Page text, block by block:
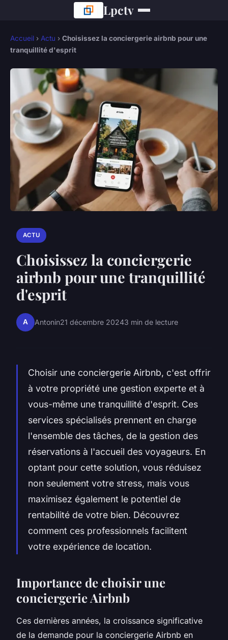
Lpctv
Accueil › Actu › Choisissez la conciergerie airbnb pour une
tranquillité d'esprit
ACTU
Choisissez la conciergerie
airbnb pour une tranquillité
d'esprit
A Antonin21 décembre 20243 min de lecture
Choisir une conciergerie Airbnb, c'est offrir
à votre propriété une gestion experte et à
vous-même une tranquillité d'esprit. Ces
services spécialisés prennent en charge
l'ensemble des tâches, de la gestion des
réservations à l'accueil des voyageurs. En
optant pour cette solution, vous réduisez
non seulement votre stress, mais vous
maximisez également le potentiel de
rentabilité de votre bien. Découvrez
comment ces professionnels facilitent
votre expérience de location.
Importance de choisir une
conciergerie Airbnb
Ces dernières années, la croissance significative
de la demande pour la conciergerie Airbnb en